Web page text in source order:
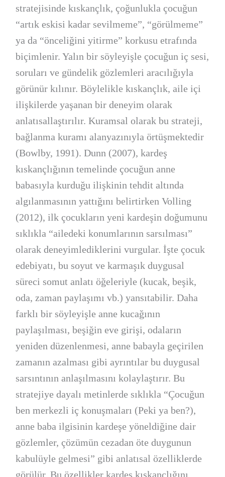
stratejisinde kıskançlık, çoğunlukla çocuğun
“artık eskisi kadar sevilmeme”, “görülmeme”
ya da “önceliğini yitirme” korkusu etrafında
biçimlenir. Yalın bir söyleyişle çocuğun iç sesi,
soruları ve gündelik gözlemleri aracılığıyla
görünür kılınır. Böylelikle kıskançlık, aile içi
ilişkilerde yaşanan bir deneyim olarak
anlatısallaştırılır. Kuramsal olarak bu strateji,
bağlanma kuramı alanyazınıyla örtüşmektedir
(Bowlby, 1991). Dunn (2007), kardeş
kıskançlığının temelinde çocuğun anne
babasıyla kurduğu ilişkinin tehdit altında
algılanmasının yattığını belirtirken Volling
(2012), ilk çocukların yeni kardeşin doğumunu
sıklıkla “ailedeki konumlarının sarsılması”
olarak deneyimlediklerini vurgular. İşte çocuk
edebiyatı, bu soyut ve karmaşık duygusal
süreci somut anlatı öğeleriyle (kucak, beşik,
oda, zaman paylaşımı vb.) yansıtabilir. Daha
farklı bir söyleyişle anne kucağının
paylaşılması, beşiğin eve girişi, odaların
yeniden düzenlenmesi, anne babayla geçirilen
zamanın azalması gibi ayrıntılar bu duygusal
sarsıntının anlaşılmasını kolaylaştırır. Bu
stratejiye dayalı metinlerde sıklıkla “Çocuğun
ben merkezli iç konuşmaları (Peki ya ben?),
anne baba ilgisinin kardeşe yöneldiğine dair
gözlemler, çözümün cezadan öte duygunun
kabulüyle gelmesi” gibi anlatısal özelliklerde
görülür. Bu özellikler kardeş kıskançlığını